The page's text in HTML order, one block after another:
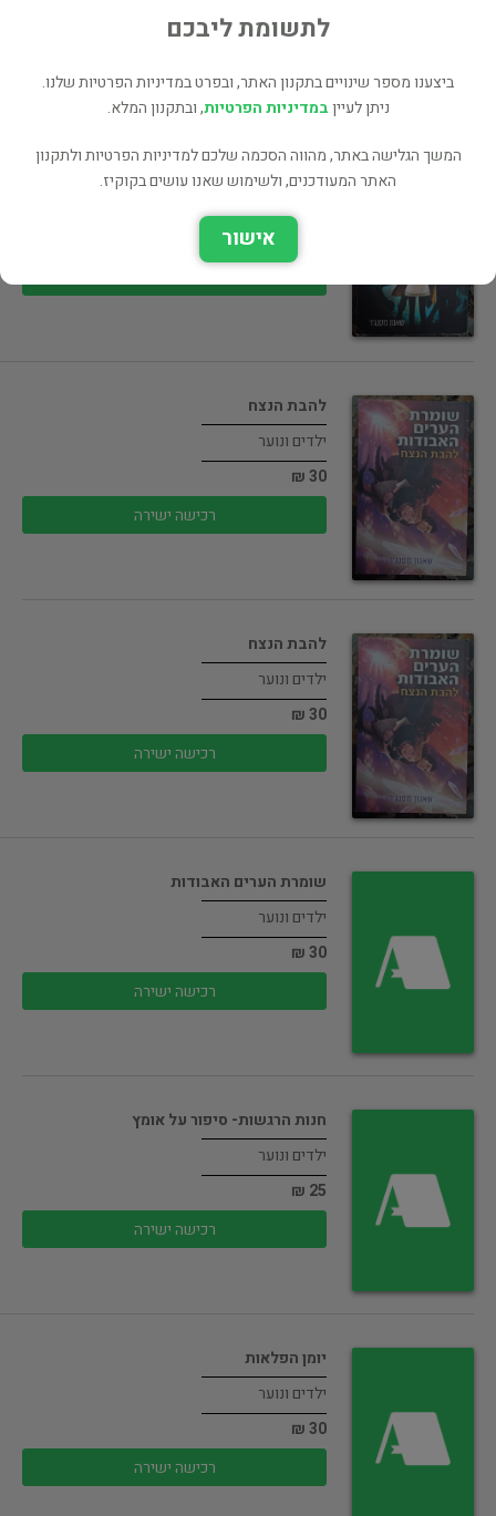
רכישה ישירה
גלות
להבת הנצח
ילדים ונוער
30 ₪
רכישה ישירה
להבת הנצח
ילדים ונוער
30 ₪
רכישה ישירה
שומרת הערים האבודות
ילדים ונוער
30 ₪
רכישה ישירה
חנות הרגשות- סיפור על אומץ
ילדים ונוער
25 ₪
רכישה ישירה
יומן הפלאות
ילדים ונוער
30 ₪
רכישה ישירה
לתשומת ליבכם
ביצענו מספר שינויים בתקנון האתר, ובפרט במדיניות הפרטיות שלנו.
ניתן לעייןבמדיניות הפרטיות, ובתקנון המלא.
המשך הגלישה באתר, מהווה הסכמה שלכם למדיניות הפרטיות ולתקנון
האתר המעודכנים, ולשימוש שאנו עושים בקוקיז.
אישור